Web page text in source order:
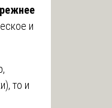
и
то и